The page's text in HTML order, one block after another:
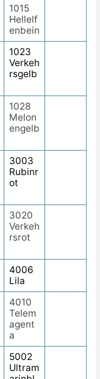
1015
Hellelf
enbein
1023
Verkeh
rsgelb
1028
Melon
engelb
3003
Rubinr
ot
3020
Verkeh
rsrot
4006
Lila
4010
Telem
agent
a
5002
Ultram